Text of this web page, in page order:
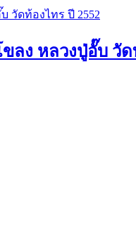
ง หลวงปู่อั๊บ วัด